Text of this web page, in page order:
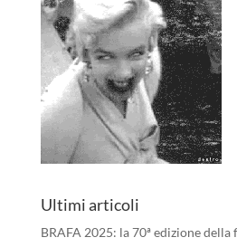
Ultimi articoli
BRAFA 2025: la 70ª edizione della